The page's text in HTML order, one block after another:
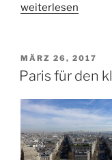
„Paris
kleinen
Geldbeutel
weiterlesen
VERÖFFENTLICHT
AM
MÄRZ 26, 2017
Paris für den